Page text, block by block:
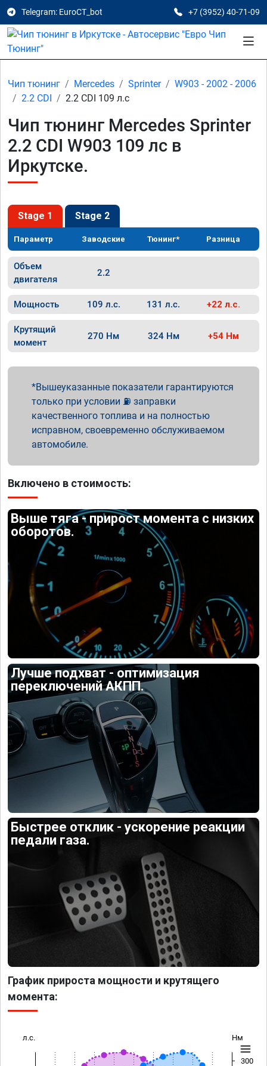
Telegram: EuroCT_bot +7 (3952) 40-71-09
Чип тюнинг Mercedes Sprinter
W903 - 2002 - 2006
2.2 CDI
2.2 CDI 109 л.с
Чип тюнинг Mercedes Sprinter
2.2 CDI W903 109 лс в
Иркутске.
Stage 1 Stage 2
Параметр Заводские Тюнинг* Разница
Объем
двигателя
2.2
Мощность 109 л.с. 131 л.с. +22 л.с.
Крутящий
момент
270 Нм 324 Нм +54 Нм
Вышеуказанные показатели гарантируются
только при условии ⛽ заправки
качественного топлива и на полностью
исправном, своевременно обслуживаемом
автомобиле.
Включено в стоимость:
Выше тяга - прирост момента с низких
оборотов.
Лучше подхват - оптимизация
переключений АКПП.
Быстрее отклик - ускорение реакции
педали газа.
График прироста мощности и крутящего
момента:
л.с. Нм
300